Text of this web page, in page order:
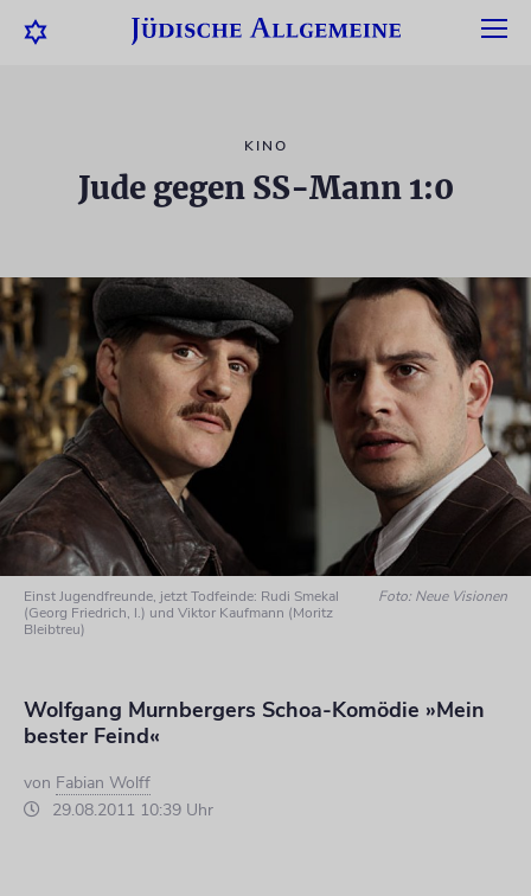
KINO
Jude gegen SS-Mann 1:0
Einst Jugendfreunde, jetzt Todfeinde: Rudi Smekal
(Georg Friedrich, l.) und Viktor Kaufmann (Moritz
Bleibtreu)
Foto: Neue Visionen
Wolfgang Murnbergers Schoa-Komödie »Mein
bester Feind«
von Fabian Wolff
29.08.2011 10:39 Uhr